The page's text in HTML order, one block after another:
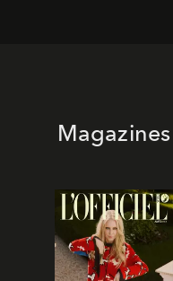
Magazines